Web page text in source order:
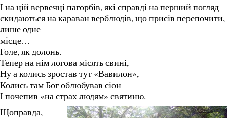
І на цій вервечці пагорбів, які справді на перший погляд
скидаються на караван верблюдів, що присів перепочити,
лише одне
місце…
Голе, як долонь.
Тепер на нім логова місять свині,
Ну а колись зростав тут «Вавилон»,
Колись там Бог облюбував сіон
І почепив «на страх людям» святиню.
Щоправда,